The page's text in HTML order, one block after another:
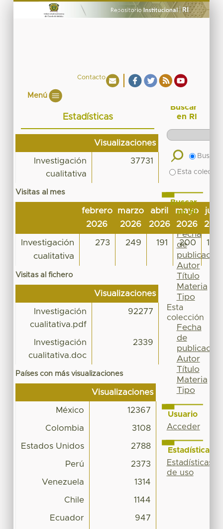
Contacto
Menú
Estadísticas
Visualizaciones
Investigación
cualitativa
37731
Visitas al mes
febrero
2026
marzo
2026
abril
2026
mayo
2026
Investigación
cualitativa
273 249 191 200 1198
Visitas al fichero
Visualizaciones
Investigación
cualitativa.pdf
92277
Investigación
cualitativa.doc
2339
Países con más visualizaciones
Visualizaciones
México 12367
Colombia 3108
Estados Unidos 2788
Perú 2373
Venezuela 1314
Chile 1144
Ecuador 947
Buscar
en RI
Buscar
Esta
Buscar
en RI
Por
Fecha
de
publicación
Autor
Título
Materia
Tipo
Esta
colección
Fecha
de
publicación
Autor
Título
Materia
Tipo
Usuario
Acceder
Estadísticas
Estadísticas
de uso